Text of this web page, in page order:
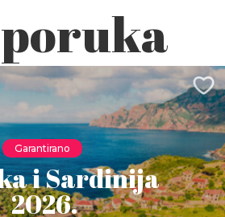
Garantirano
i Sardinija
2026.